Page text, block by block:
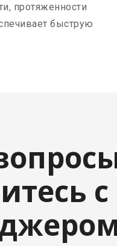
протяженности
быструю